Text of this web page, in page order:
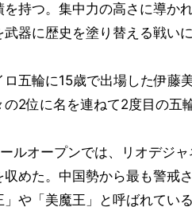
を持つ。集中力の高さに導か
器に歴史を塗り替える戦いに
ロ五輪に15歳で出場した伊藤
2位に名を連ねて2度目の五
ルオープンでは、リオデジ
収めた。中国勢から最も警戒
や「美魔王」と呼ばれている